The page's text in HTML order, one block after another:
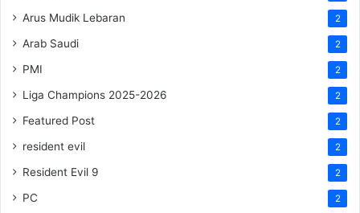
Arus Mudik Lebaran 2
Arab Saudi 2
PMI 2
Liga Champions 2025-2026 2
Featured Post 2
resident evil 2
Resident Evil 9 2
PC 2